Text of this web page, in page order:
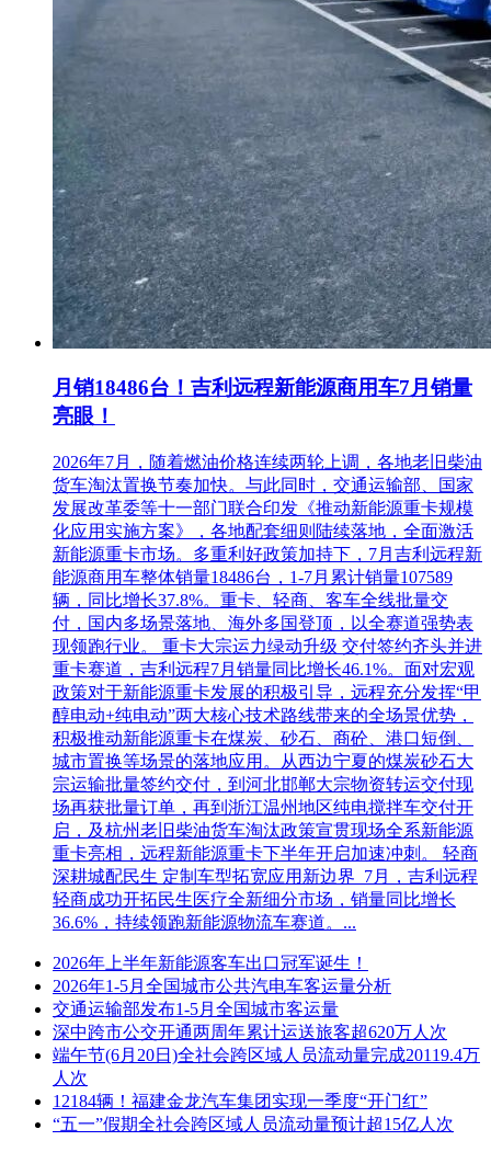
月销18486台！吉利远程新能源商用车7月销量
亮眼！
2026年7月，随着燃油价格连续两轮上调，各地老旧柴油
货车淘汰置换节奏加快。与此同时，交通运输部、国家
发展改革委等十一部门联合印发《推动新能源重卡规模
化应用实施方案》，各地配套细则陆续落地，全面激活
新能源重卡市场。多重利好政策加持下，7月吉利远程新
能源商用车整体销量18486台，1-7月累计销量107589
辆，同比增长37.8%。重卡、轻商、客车全线批量交
付，国内多场景落地、海外多国登顶，以全赛道强势表
现领跑行业。 重卡大宗运力绿动升级 交付签约齐头并进
重卡赛道，吉利远程7月销量同比增长46.1%。面对宏观
政策对于新能源重卡发展的积极引导，远程充分发挥“甲
醇电动+纯电动”两大核心技术路线带来的全场景优势，
积极推动新能源重卡在煤炭、砂石、商砼、港口短倒、
城市置换等场景的落地应用。从西边宁夏的煤炭砂石大
宗运输批量签约交付，到河北邯郸大宗物资转运交付现
场再获批量订单，再到浙江温州地区纯电搅拌车交付开
启，及杭州老旧柴油货车淘汰政策宣贯现场全系新能源
重卡亮相，远程新能源重卡下半年开启加速冲刺。 轻商
深耕城配民生 定制车型拓宽应用新边界 7月，吉利远程
轻商成功开拓民生医疗全新细分市场，销量同比增长
36.6%，持续领跑新能源物流车赛道。...
2026年上半年新能源客车出口冠军诞生！
2026年1-5月全国城市公共汽电车客运量分析
交通运输部发布1-5月全国城市客运量
深中跨市公交开通两周年累计运送旅客超620万人次
端午节(6月20日)全社会跨区域人员流动量完成20119.4万
人次
12184辆！福建金龙汽车集团实现一季度“开门红”
“五一”假期全社会跨区域人员流动量预计超15亿人次